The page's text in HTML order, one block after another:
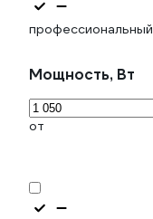
профессиональный
Мощность, Вт
от